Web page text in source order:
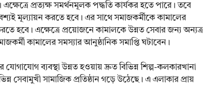
প্রত্যক্ষ সমর্থনমূলক পদ্ধতি কার্যকর হতে পারে। তবে
মূল্যায়ন করতে হবে। এর সাথে সমাজকর্মীকে কামালের
হবে। এক্ষেত্রে প্রয়োজনে কামালকে উন্নত সেবার জন্য অন্যত্র
কামালের সমস্যার আনুষ্ঠানিক সমাপ্তি ঘটাবেন।
ব্যবস্থা উন্নত হওয়ায় দ্রুত বিভিন্ন শিল্প-কলকারখানা
সেবামুখী সামাজিক প্রতিষ্ঠান গড়ে উঠেছে। এ এলাকার প্রায়